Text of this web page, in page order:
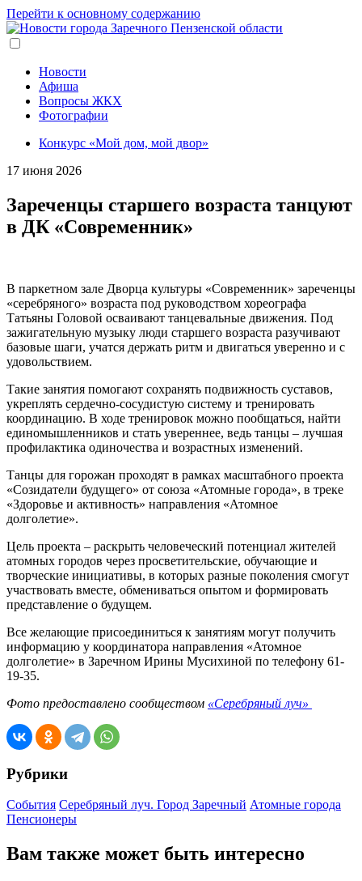
Перейти к основному содержанию
Новости
Афиша
Вопросы ЖКХ
Фотографии
Конкурс «Мой дом, мой двор»
17 июня 2026
Зареченцы старшего возраста танцуют
в ДК «Современник»
В паркетном зале Дворца культуры «Современник» зареченцы
«серебряного» возраста под руководством хореографа
Татьяны Головой осваивают танцевальные движения. Под
зажигательную музыку люди старшего возраста разучивают
базовые шаги, учатся держать ритм и двигаться уверенно и с
удовольствием.
Такие занятия помогают сохранять подвижность суставов,
укреплять сердечно-сосудистую систему и тренировать
координацию. В ходе тренировок можно пообщаться, найти
единомышленников и стать увереннее, ведь танцы – лучшая
профилактика одиночества и возрастных изменений.
Танцы для горожан проходят в рамках масштабного проекта
«Созидатели будущего» от союза «Атомные города», в треке
«Здоровье и активность» направления «Атомное
долголетие».
Цель проекта – раскрыть человеческий потенциал жителей
атомных городов через просветительские, обучающие и
творческие инициативы, в которых разные поколения смогут
участвовать вместе, обмениваться опытом и формировать
представление о будущем.
Все желающие присоединиться к занятиям могут получить
информацию у координатора направления «Атомное
долголетие» в Заречном Ирины Мусихиной по телефону 61-
19-35.
Фото предоставлено сообществом «Серебряный луч»
Рубрики
События Серебряный луч. Город Заречный Атомные города
Пенсионеры
Вам также может быть интересно